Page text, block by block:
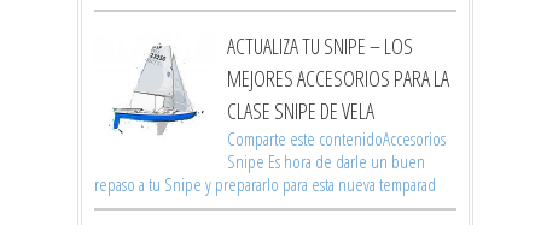
ACTUALIZA TU SNIPE – LOS
MEJORES ACCESORIOS PARA LA
CLASE SNIPE DE VELA
Comparte este contenidoAccesorios
Snipe Es hora de darle un buen
repaso a tu Snipe y prepararlo para esta nueva temparad